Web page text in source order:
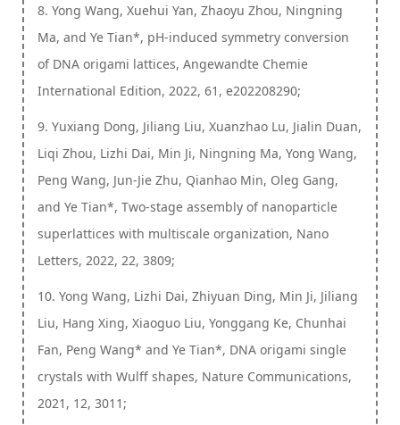
8. Yong Wang, Xuehui Yan, Zhaoyu Zhou, Ningning
Ma, and Ye Tian*, pH-induced symmetry conversion
of DNA origami lattices, Angewandte Chemie
International Edition, 2022, 61, e202208290;
9. Yuxiang Dong, Jiliang Liu, Xuanzhao Lu, Jialin Duan,
Liqi Zhou, Lizhi Dai, Min Ji, Ningning Ma, Yong Wang,
Peng Wang, Jun-Jie Zhu, Qianhao Min, Oleg Gang,
and Ye Tian*, Two-stage assembly of nanoparticle
superlattices with multiscale organization, Nano
Letters, 2022, 22, 3809;
10. Yong Wang, Lizhi Dai, Zhiyuan Ding, Min Ji, Jiliang
Liu, Hang Xing, Xiaoguo Liu, Yonggang Ke, Chunhai
Fan, Peng Wang* and Ye Tian*, DNA origami single
crystals with Wulff shapes, Nature Communications,
2021, 12, 3011;